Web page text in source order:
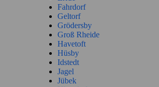
Fahrdorf
Geltorf
Grödersby
Groß Rheide
Havetoft
Hüsby
Idstedt
Jagel
Jübek